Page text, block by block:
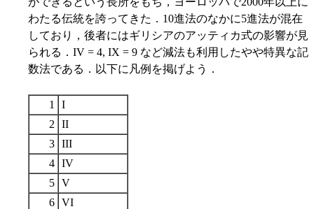
わたる伝統を誇ってきた．10進法のなかに5進法が混在
しており，後者にはギリシアのアッティカ式の影響が見
られる．IV = 4, IX = 9 など減法も利用したやや特異な記
数法である．以下に凡例を掲げよう．
1
I
2
II
3 III
4 IV
5 V
6 VI